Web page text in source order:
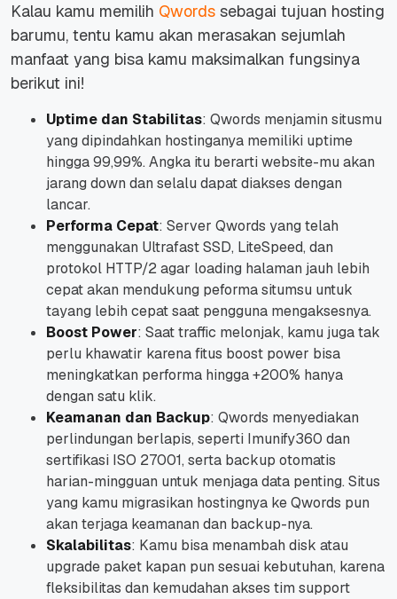
Kalau kamu memilih Qwords sebagai tujuan hosting
barumu, tentu kamu akan merasakan sejumlah
manfaat yang bisa kamu maksimalkan fungsinya
berikut ini!
Uptime dan Stabilitas: Qwords menjamin situsmu
yang dipindahkan hostinganya memiliki uptime
hingga 99,99%. Angka itu berarti website-mu akan
jarang down dan selalu dapat diakses dengan
lancar.
Performa Cepat: Server Qwords yang telah
menggunakan Ultrafast SSD, LiteSpeed, dan
protokol HTTP/2 agar loading halaman jauh lebih
cepat akan mendukung peforma situmsu untuk
tayang lebih cepat saat pengguna mengaksesnya.
Boost Power: Saat traffic melonjak, kamu juga tak
perlu khawatir karena fitus boost power bisa
meningkatkan performa hingga +200% hanya
dengan satu klik.
Keamanan dan Backup: Qwords menyediakan
perlindungan berlapis, seperti Imunify360 dan
sertifikasi ISO 27001, serta backup otomatis
harian-mingguan untuk menjaga data penting. Situs
yang kamu migrasikan hostingnya ke Qwords pun
akan terjaga keamanan dan backup-nya.
Skalabilitas: Kamu bisa menambah disk atau
upgrade paket kapan pun sesuai kebutuhan, karena
fleksibilitas dan kemudahan akses tim support